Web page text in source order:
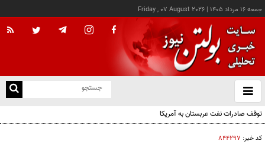
جمعه ۱۶ مرداد ۱۴۰۵ |
Friday , 07 August 2026
باز
و
توقف صادرات نفت عربستان به آمریکا
کد خبر: ۸۴۴۲۹۷